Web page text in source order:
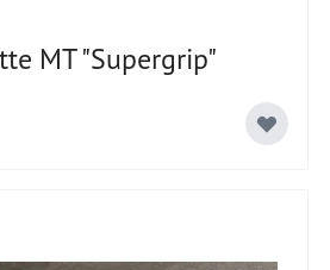
MT "Supergrip"